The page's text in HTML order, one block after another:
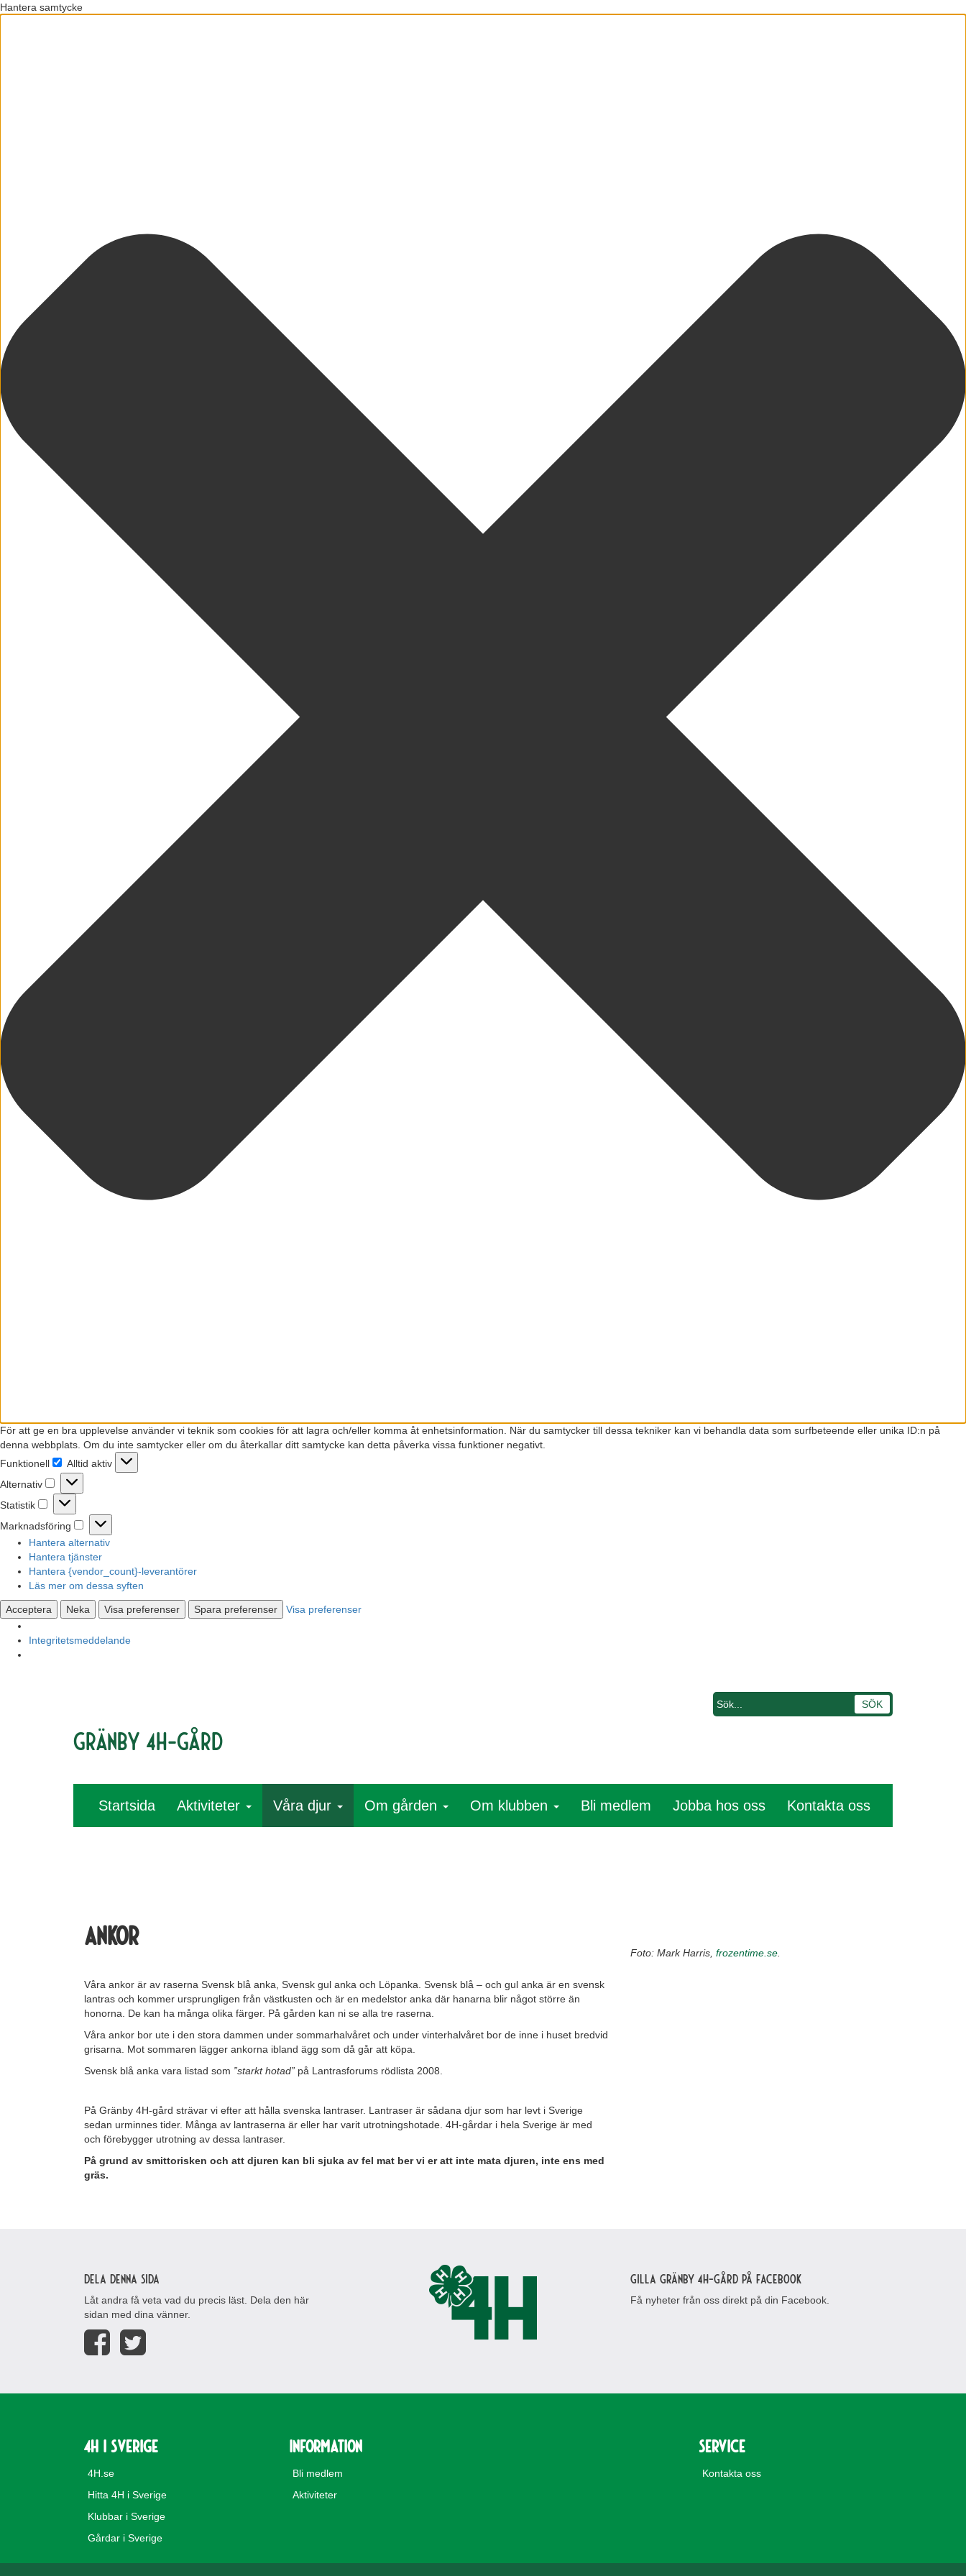
Hantera samtycke
För att ge en bra upplevelse använder vi teknik som cookies för att lagra och/eller komma åt enhetsinformation. När du samtycker till dessa tekniker kan vi behandla data som surfbeteende eller unika ID:n på
denna webbplats. Om du inte samtycker eller om du återkallar ditt samtycke kan detta påverka vissa funktioner negativt.
Funktionell
Funktionell
Alltid aktiv
Alternativ
Alternativ
Statistik
Statistik
Marknadsföring
Marknadsföring
Hantera alternativ
Hantera tjänster
Hantera {vendor_count}-leverantörer
Läs mer om dessa syften
Acceptera Neka Visa preferenser Spara preferenser Visa preferenser
Integritetsmeddelande
Gränby 4H-gård
Startsida Aktiviteter Våra djur Om gården Om klubben Bli medlem Jobba hos oss Kontakta oss
Ankor
Våra ankor är av raserna Svensk blå anka, Svensk gul anka och Löpanka. Svensk blå – och gul anka är en svensk
lantras och kommer ursprungligen från västkusten och är en medelstor anka där hanarna blir något större än
honorna. De kan ha många olika färger. På gården kan ni se alla tre raserna.
Våra ankor bor ute i den stora dammen under sommarhalvåret och under vinterhalvåret bor de inne i huset bredvid
grisarna. Mot sommaren lägger ankorna ibland ägg som då går att köpa.
Svensk blå anka vara listad som ”starkt hotad” på Lantrasforums rödlista 2008.
På Gränby 4H-gård strävar vi efter att hålla svenska lantraser. Lantraser är sådana djur som har levt i Sverige
sedan urminnes tider. Många av lantraserna är eller har varit utrotningshotade. 4H-gårdar i hela Sverige är med
och förebygger utrotning av dessa lantraser.
På grund av smittorisken och att djuren kan bli sjuka av fel mat ber vi er att inte mata djuren, inte ens med
gräs.
Foto: Mark Harris, frozentime.se
Dela denna sida
Låt andra få veta vad du precis läst. Dela den här
sidan med dina vänner.
Gilla Gränby 4H-gård på Facebook
Få nyheter från oss direkt på din Facebook.
4H i Sverige
4H.se
Hitta 4H i Sverige
Klubbar i Sverige
Gårdar i Sverige
Information
Bli medlem
Aktiviteter
Service
Kontakta oss